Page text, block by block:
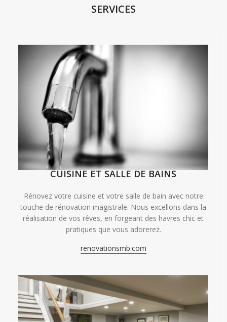
SERVICES
CUISINE ET SALLE DE BAINS
Rénovez votre cuisine et votre salle de bain avec notre
touche de rénovation magistrale. Nous excellons dans la
réalisation de vos rêves, en forgeant des havres chic et
pratiques que vous adorerez.
renovationsmb.com